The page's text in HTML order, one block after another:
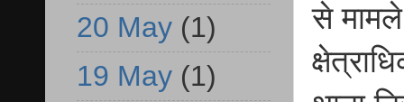
से मामले
20 May (1)
19 May (1)